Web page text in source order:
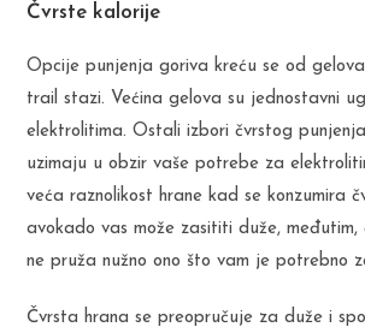
Čvrste kalorije
Opcije punjenja goriva kreću se od
trail stazi. Većina gelova su jednostavni
elektrolitima. Ostali izbori čvrstog
uzimaju u obzir vaše potrebe za
veća raznolikost hrane kad se konzumira
avokado vas može zasititi duže, međutim,
ne pruža nužno ono što vam je potrebno
Čvrsta hrana se preopručuje za duže i